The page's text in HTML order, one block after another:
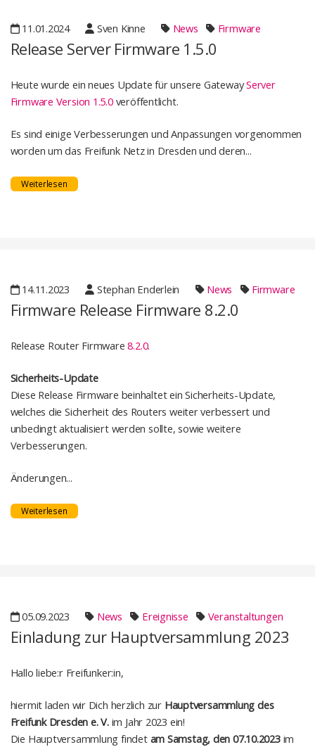
11.01.2024 Sven Kinne News Firmware
Release Server Firmware 1.5.0
Heute wurde ein neues Update für unsere GatewayServer
Firmware Version 1.5.0veröffentlicht.
Es sind einige Verbesserungen und Anpassungen vorgenommen
worden um das Freifunk Netz in Dresden und deren...
Weiterlesen
14.11.2023 Stephan Enderlein News Firmware
Firmware Release Firmware 8.2.0
Release Router Firmware8.2.0.
Sicherheits-Update
Diese Release Firmware beinhaltet ein Sicherheits-Update,
welches die Sicherheit des Routers weiter verbessert und
unbedingt aktualisiert werden sollte, sowie weitere
Verbesserungen.
Änderungen...
Weiterlesen
05.09.2023 News Ereignisse Veranstaltungen
Einladung zur Hauptversammlung 2023
Hallo liebe:r Freifunker:in,
hiermit laden wir Dich herzlich zur Hauptversammlung des
Freifunk Dresden e. V.im Jahr 2023 ein!
Die Hauptversammlung findet am Samstag, den 07.10.2023im